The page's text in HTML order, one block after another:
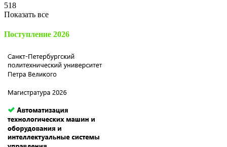
518
Показать все
Поступление 2026